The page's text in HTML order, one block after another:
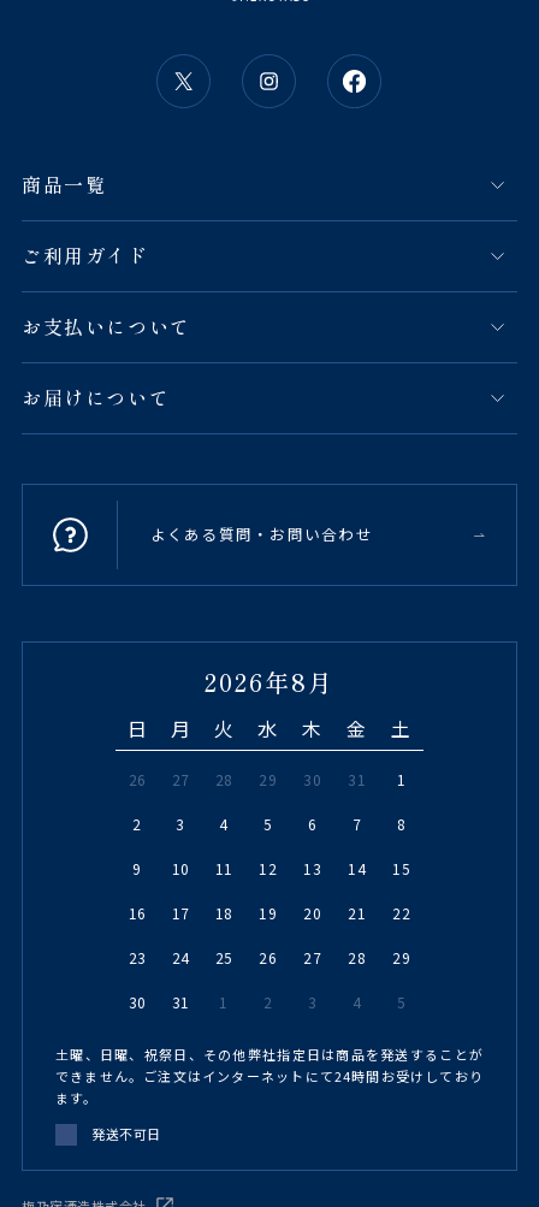
商品一覧
ご利用ガイド
お支払いについて
お届けについて
よくある質問・お問い合わせ
2026年8月
日 月 火 水 木 金 土
26 27 28 29 30 31 1
2 3 4 5 6 7 8
9 10 11 12 13 14 15
16 17 18 19 20 21 22
23 24 25 26 27 28 29
30 31 1 2 3 4 5
土曜、日曜、祝祭日、その他弊社指定日は商品を発送することが
できません。ご注文はインターネットにて24時間お受けしており
ます。
発送不可日